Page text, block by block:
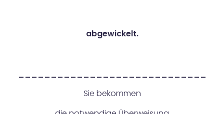
abgewickelt.
Sie bekommen